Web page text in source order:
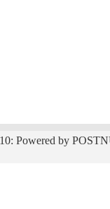
Powered by